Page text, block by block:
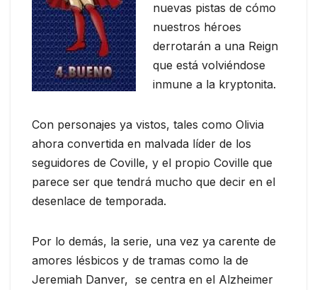
nuevas pistas de cómo
nuestros héroes
derrotarán a una Reign
que está volviéndose
inmune a la kryptonita.
Con personajes ya vistos, tales como Olivia
ahora convertida en malvada líder de los
seguidores de Coville, y el propio Coville que
parece ser que tendrá mucho que decir en el
desenlace de temporada.
Por lo demás, la serie, una vez ya carente de
amores lésbicos y de tramas como la de
Jeremiah Danver, se centra en el Alzheimer